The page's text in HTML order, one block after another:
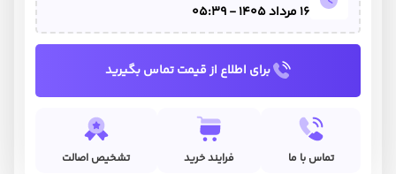
16 مرداد 1405 - 05:39
برای اطلاع از قیمت تماس بگیرید
تماس با ما فرایند خرید تشخیص اصالت